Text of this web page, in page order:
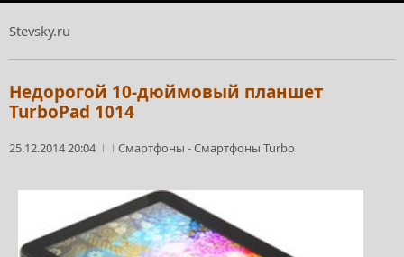
Stevsky.ru
Недорогой 10-дюймовый планшет
TurboPad 1014
25.12.2014 20:04 Смартфоны -Смартфоны Turbo